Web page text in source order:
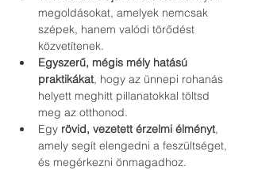
megoldásokat, amelyek nemcsak
szépek, hanem valódi törődést
közvetítenek.
Egyszerű, mégis mély hatású
praktikákat, hogy az ünnepi rohanás
helyett meghitt pillanatokkal töltsd
meg az otthonod.
Egy rövid, vezetett érzelmi élményt,
amely segít elengedni a feszültséget,
és megérkezni önmagadhoz.